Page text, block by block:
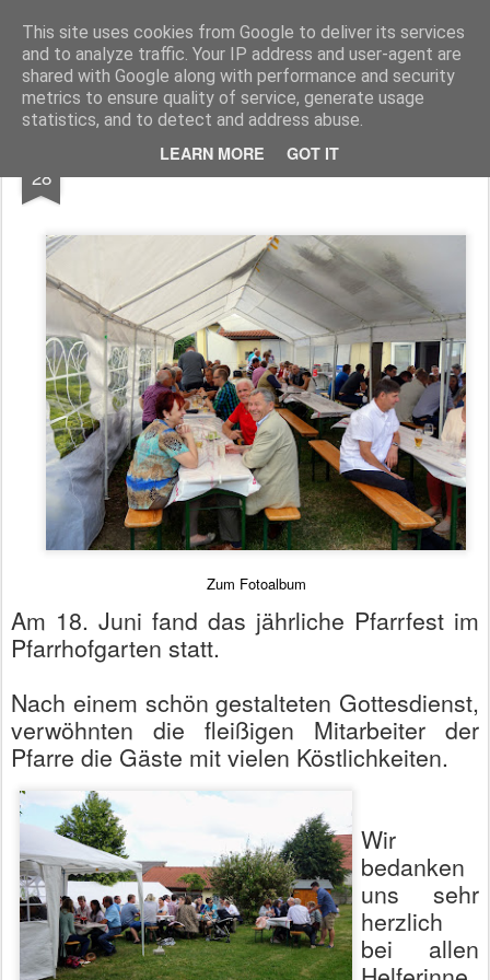
This site uses cookies from Google to deliver its services
and to analyze traffic. Your IP address and user-agent are
shared with Google along with performance and security
metrics to ensure quality of service, generate usage
statistics, and to detect and address abuse.
LEARN MORE GOT IT
Pfarre Krensdorf Die Pfarre Krensdorf gehört zum SeelSorgeRaum St. Klemens in 7033 Pöttsching, Hauptstraße 6
Pages
28 Gartenfest 18. Juni 2017
Zum Fotoalbum
Am 18. Juni fand das jährliche Pfarrfest im
Pfarrhofgarten statt.
Nach einem schön gestalteten Gottesdienst,
verwöhnten die fleißigen Mitarbeiter der
Pfarre die Gäste mit vielen Köstlichkeiten.
Wir
bedanken
uns sehr
herzlich
bei allen